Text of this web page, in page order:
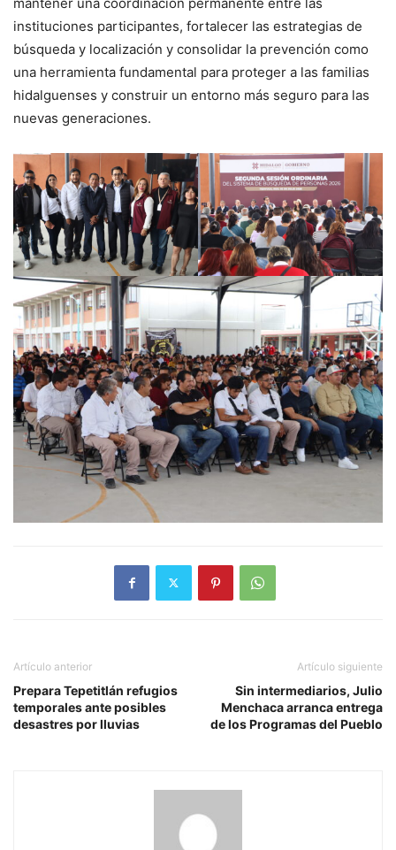
instituciones participantes, fortalecer las estrategias de
búsqueda y localización y consolidar la prevención como
una herramienta fundamental para proteger a las familias
hidalguenses y construir un entorno más seguro para las
nuevas generaciones.
Artículo anterior
Prepara Tepetitlán refugios
temporales ante posibles
desastres por lluvias
Artículo siguiente
Sin intermediarios, Julio
Menchaca arranca entrega
de los Programas del Pueblo